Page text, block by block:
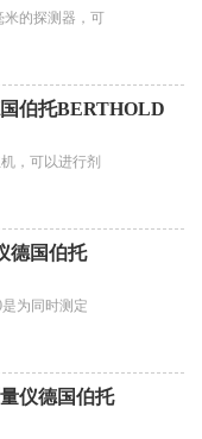
米的探测器，可
伯托BERTHOLD
，可以进行剂
德国伯托
是为同时测定
仪德国伯托